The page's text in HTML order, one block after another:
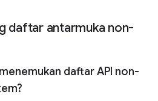
daftar antarmuka non-
daftar API non-